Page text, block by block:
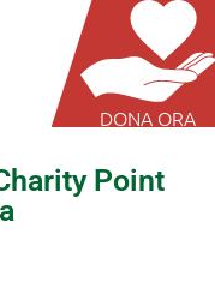
DONA ORA
Point